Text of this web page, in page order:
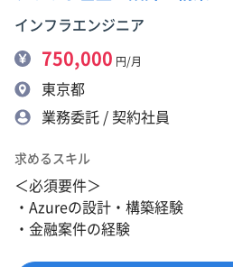
インフラエンジニア
750,000 円/月
東京都
業務委託 / 契約社員
求めるスキル
＜必須要件＞
・Azureの設計・構築経験
・金融案件の経験